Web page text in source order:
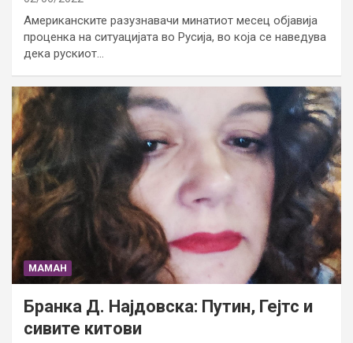
Американските разузнавачи минатиот месец објавија
проценка на ситуацијата во Русија, во која се наведува
дека рускиот…
МАМАН
Бранка Д. Најдовска: Путин, Гејтс и
сивите китови